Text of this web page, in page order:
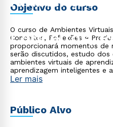
Analytics na
Conceitos,
Produção
Objetivo do curso
O curso de Ambientes
Conceitos, Reflexões e
proporcionará momentos de
serão discutidos, estudo
ambientes virtuais de
aprendizagem inteligentes e
sua formação continuada e
Ler mais
Público Alvo